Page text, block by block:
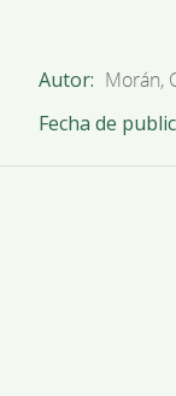
Autor Morán,
Fecha de